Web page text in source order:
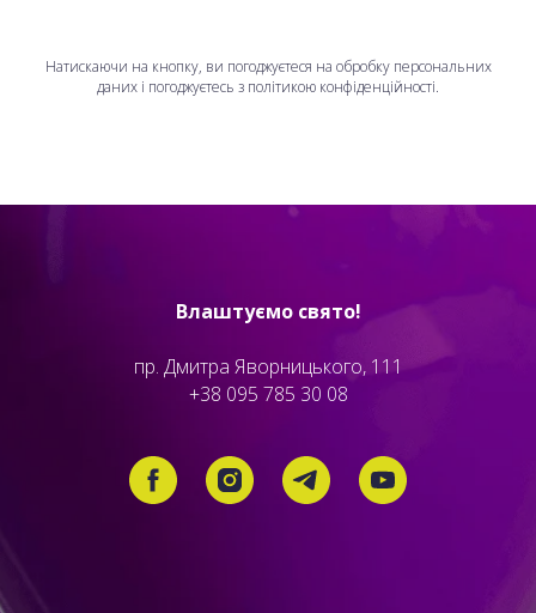
Натискаючи на кнопку, ви погоджуєтеся на обробку персональних
даних і погоджуєтесь з політикою конфіденційності.
Влаштуємо свято!
пр. Дмитра Яворницького, 111
+38 095 785 30 08